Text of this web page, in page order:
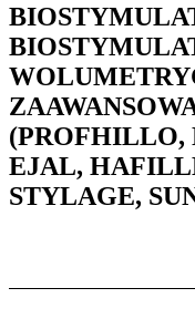
(PROFHILLO,
EJAL,
STYLAGE,